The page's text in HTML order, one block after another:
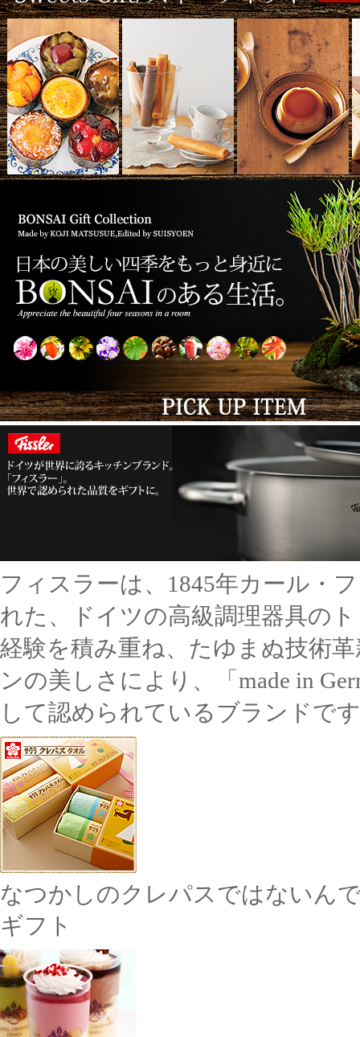
フィスラーは、1845年カール・
れた、ドイツの高級調理器具の
経験を積み重ね、たゆまぬ技術
ンの美しさにより、「made in
して認められているブランドで
なつかしのクレパスではないん
ギフト